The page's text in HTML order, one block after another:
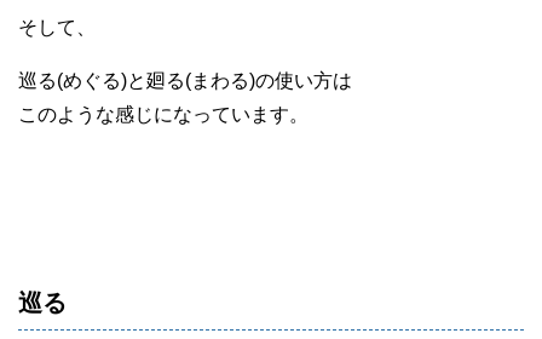
そして、
巡る(めぐる)と廻る(まわる)の使い方は
このような感じになっています。
巡る